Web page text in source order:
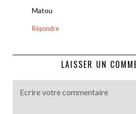
Matou
Répondre
LAISSER UN